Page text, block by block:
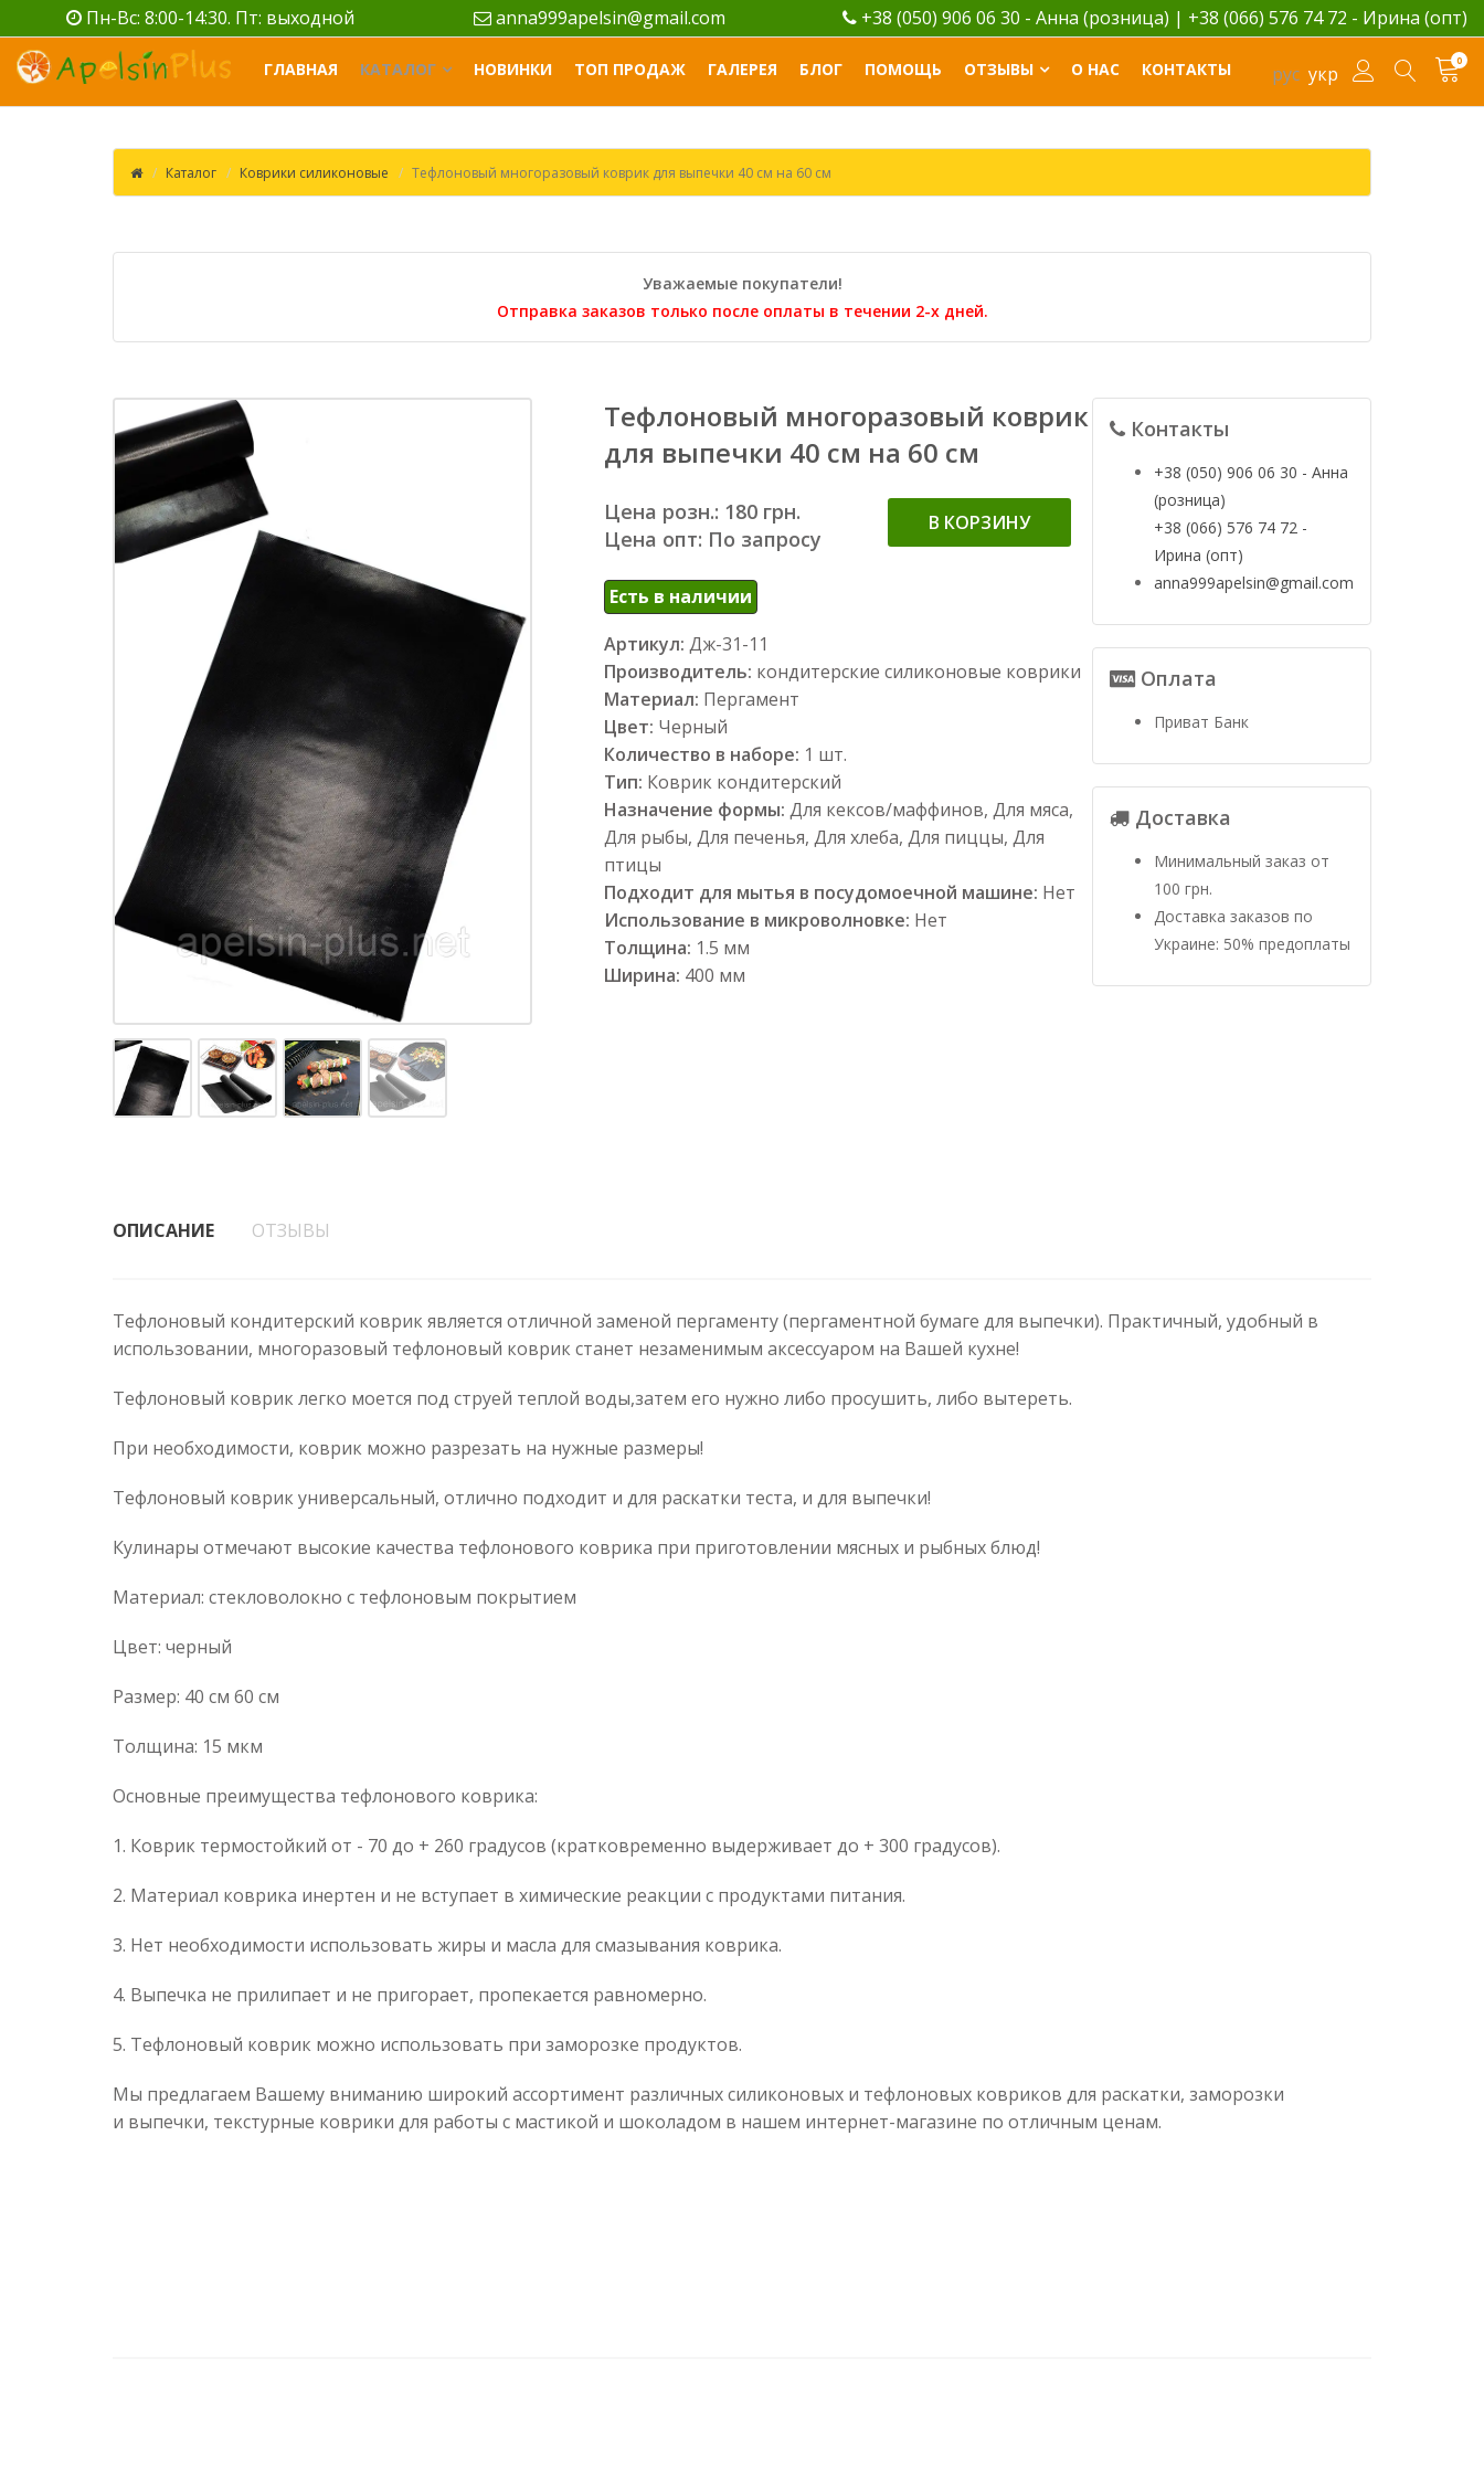
Пн-Вс: 8:00-14:30. Пт: выходной anna999apelsin@gmail.com +38 (050) 906 06 30 - Анна (розница) | +38 (066) 576 74 72 - Ирина (опт)
рус укр
0
ГЛАВНАЯ КАТАЛОГ НОВИНКИ ТОП ПРОДАЖ ГАЛЕРЕЯ БЛОГ ПОМОЩЬ ОТЗЫВЫ О НАС КОНТАКТЫ
Каталог Коврики силиконовые Тефлоновый многоразовый коврик для выпечки 40 см на 60 см
Уважаемые покупатели!
Отправка заказов только после оплаты в течении 2-х дней.
Тефлоновый многоразовый коврик
для выпечки 40 см на 60 см
Цена розн.: 180 грн.
Цена опт: По запросу
В КОРЗИНУ
Есть в наличии
Артикул: Дж-31-11
Производитель: кондитерские силиконовые коврики
Материал: Пергамент
Цвет: Черный
Количество в наборе: 1 шт.
Тип: Коврик кондитерский
Назначение формы: Для кексов/маффинов, Для мяса,
Для рыбы, Для печенья, Для хлеба, Для пиццы, Для
птицы
Подходит для мытья в посудомоечной машине: Нет
Использование в микроволновке: Нет
Толщина: 1.5 мм
Ширина: 400 мм
Контакты
+38 (050) 906 06 30 - Анна
(розница)
+38 (066) 576 74 72 -
Ирина (опт)
anna999apelsin@gmail.com
Оплата
Приват Банк
Доставка
Минимальный заказ от
100 грн.
Доставка заказов по
Украине: 50% предоплаты
ОПИСАНИЕ ОТЗЫВЫ
Тефлоновый кондитерский коврик является отличной заменой пергаменту (пергаментной бумаге для выпечки). Практичный, удобный в
использовании, многоразовый тефлоновый коврик станет незаменимым аксессуаром на Вашей кухне!
Тефлоновый коврик легко моется под струей теплой воды,затем его нужно либо просушить, либо вытереть.
При необходимости, коврик можно разрезать на нужные размеры!
Тефлоновый коврик универсальный, отлично подходит и для раскатки теста, и для выпечки!
Кулинары отмечают высокие качества тефлонового коврика при приготовлении мясных и рыбных блюд!
Материал: стекловолокно с тефлоновым покрытием
Цвет: черный
Размер: 40 см 60 см
Толщина: 15 мкм
Основные преимущества тефлонового коврика:
1. Коврик термостойкий от - 70 до + 260 градусов (кратковременно выдерживает до + 300 градусов).
2. Материал коврика инертен и не вступает в химические реакции с продуктами питания.
3. Нет необходимости использовать жиры и масла для смазывания коврика.
4. Выпечка не прилипает и не пригорает, пропекается равномерно.
5. Тефлоновый коврик можно использовать при заморозке продуктов.
Мы предлагаем Вашему вниманию широкий ассортимент различных силиконовых и тефлоновых ковриков для раскатки, заморозки
и выпечки, текстурные коврики для работы с мастикой и шоколадом в нашем интернет-магазине по отличным ценам.